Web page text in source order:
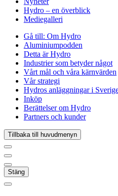
Hydro – en överblick
Mediegalleri
Gå till: Om Hydro
Aluminiumpodden
Detta är Hydro
Industrier som betyder något
Vårt mål och våra kärnvärden
Vår strategi
Hydros anläggningar i
Inköp
Berättelser om Hydro
Partners och kunder
Tillbaka till huvudmenyn
Stäng